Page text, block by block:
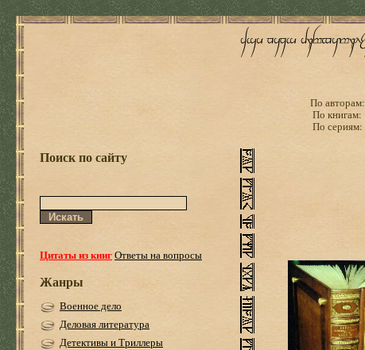
По авторам:
По книгам:
По сериям:
Поиск по сайту
Цитаты из книгОтветы на вопросы
Жанры
Военное дело
Деловая литература
Детективы и Триллеры